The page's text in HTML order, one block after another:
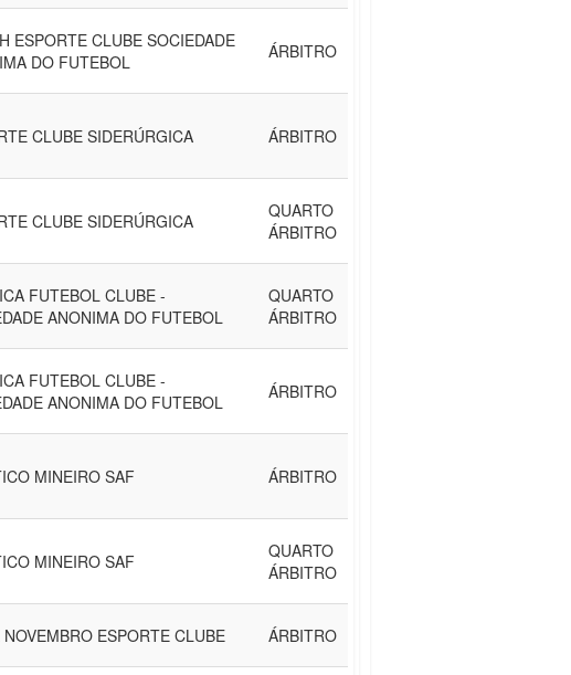
ESPORTE CLUBE SOCIEDADE
DO FUTEBOL
ÁRBITRO
CLUBE SIDERÚRGICA ÁRBITRO
CLUBE SIDERÚRGICA
QUARTO
ÁRBITRO
FUTEBOL CLUBE -
ANONIMA DO FUTEBOL
QUARTO
ÁRBITRO
FUTEBOL CLUBE -
ANONIMA DO FUTEBOL
ÁRBITRO
MINEIRO SAF ÁRBITRO
MINEIRO SAF
QUARTO
ÁRBITRO
NOVEMBRO ESPORTE CLUBE ÁRBITRO